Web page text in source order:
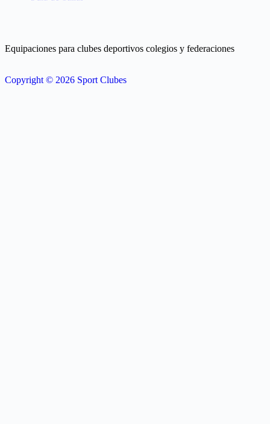
Equipaciones para clubes deportivos colegios y federaciones
Copyright © 2026 Sport Clubes